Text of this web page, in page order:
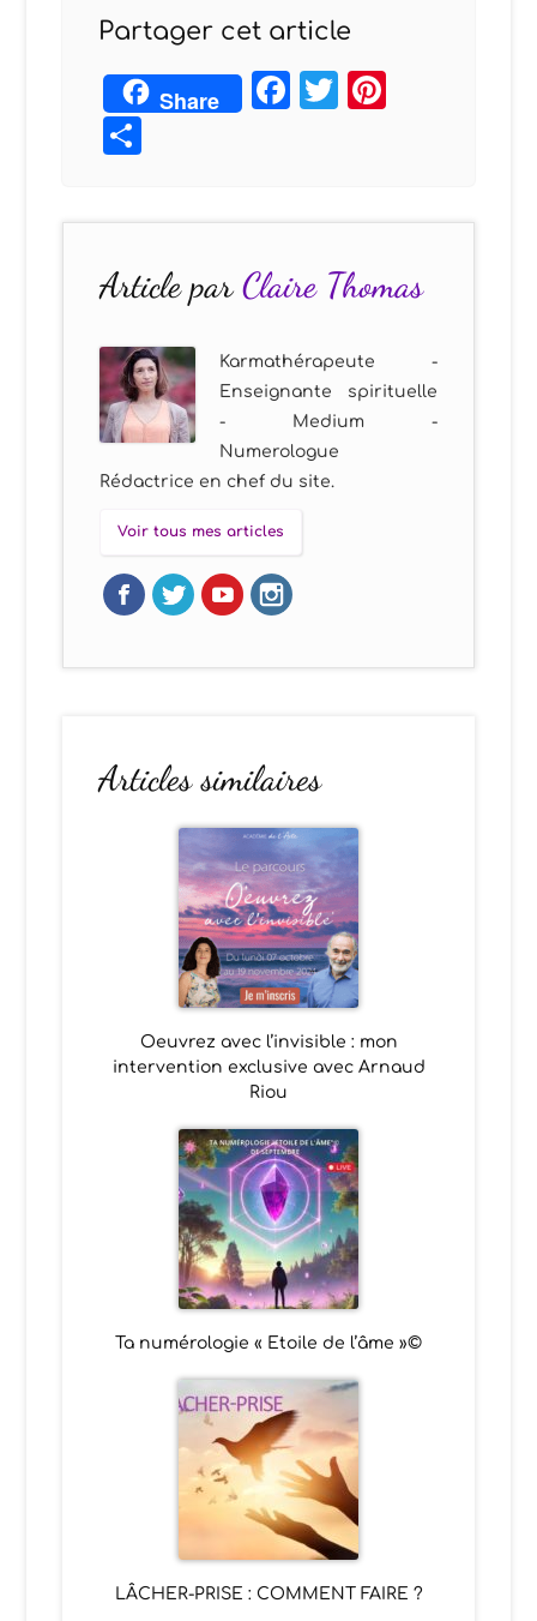
Partager cet article
Share Facebook
Twitter
Article parClaire Thomas
Karmathérapeute -
Enseignante spirituelle
- Medium -
Numerologue
Rédactrice en chef du site.
Voir tous mes articles
Articles similaires
Oeuvrez avec l’invisible : mon
intervention exclusive avec Arnaud
Riou
Ta numérologie « Etoile de l’âme »©
LÂCHER-PRISE : COMMENT FAIRE ?